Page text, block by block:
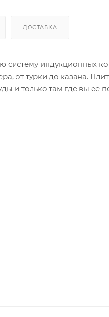
ДОСТАВКА
систему индукционных
от турки до казана.
и только там где вы ее